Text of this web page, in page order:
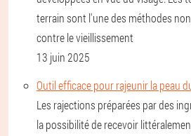
terrain sont l'une des méthodes
contre le vieillissement
13 juin 2025
Outil efficace pour rajeunir la peau
Les rajections préparées par des
la possibilité de recevoir